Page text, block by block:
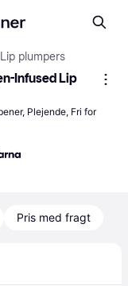
Lip plumpers
Infused Lip
Plejende, Fri for
Pris med fragt